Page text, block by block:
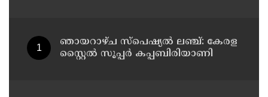
ഞായറാഴ്ച സ്പെഷ്യൽ ലഞ്ച്: കേരള
സ്റ്റൈൽ സൂപ്പർ കപ്പബിരിയാണി